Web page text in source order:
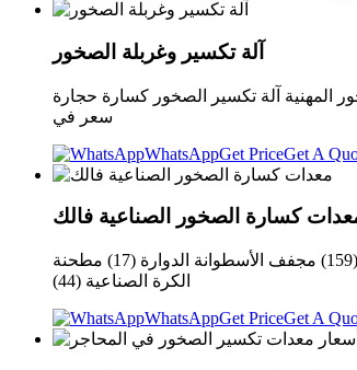
آلة تكسير وغربلة الصخور
المهنية آلة تكسير الصخور كسارة حجارة
سعر في
WhatsAppGet PriceGet A
كسارة الصخور الصناعية فالك
الصخور الصناعية المعدات كسارة فالك معدات كسارة الصخور الصناعية فالك - ماكينات التعدين مصنع كسارة الحجر المتنقلة (16) معدات تكسير الحجارة (159) مجفف الأسطوانة الدوارة (17) مطحنة
الكرة الصناعية (44)
WhatsAppGet PriceGet A